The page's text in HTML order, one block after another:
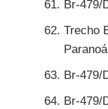
Br-479/
Trecho
Br-479/
Br-479/